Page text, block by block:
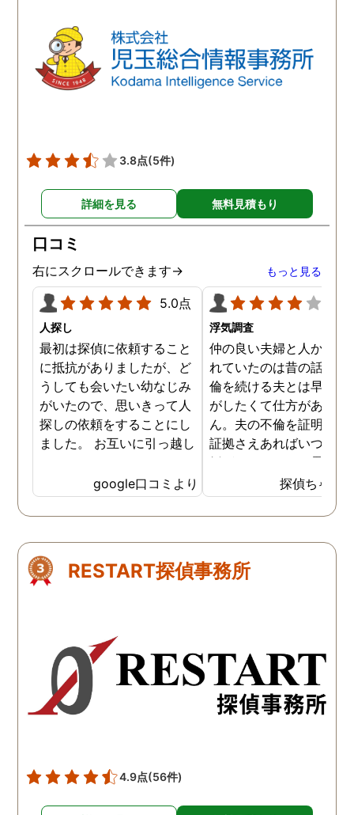
3.8点(5件)
詳細を見る 無料見積もり
口コミ
右にスクロールできます→ もっと見る
5.0点
人探し
最初は探偵に依頼すること
に抵抗がありましたが、ど
うしても会いたい幼なじみ
がいたので、思いきって人
探しの依頼をすることにし
ました。 お互いに引っ越し
いる情報も少なかったの
で、難しいかなと思ってい
たのですが、見事に探して
ました。うれしくてお互い
に涙の再会でした。 対応し
玉総合情報事務所さんに依
頼させていただき本当に良
かったです。
google口コミより
浮気調査
仲の良い夫婦と人から言
れていたのは昔の話で、
倫を続ける夫とは早く離
がしたくて仕方がありま
ん。夫の不倫を証明でき
証拠さえあればいつでも
婚ができるのにと愚痴を
ぼしていると、姉が探偵
不倫の証拠集めを依頼し
くれました。探偵事務所
にも関わらず、相談員の
は嫌な顔一つせず私の話
明な点が全くないほどし
かりと説明をしてくれま
た。調査では夫が不倫相
の自宅に頻繁に訪れる様
務所に関しても調べてく
探偵ちゃん
RESTART探偵事務所
4.9点(56件)